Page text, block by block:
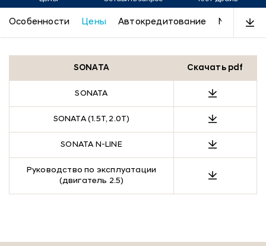
SONATA
Особенности Цены Автокредитование N-Line
SONATA Скачать pdf
SONATA
SONATA (1.5T, 2.0T)
SONATA N-LINE
Руководство по эксплуатации
(двигатель 2.5)